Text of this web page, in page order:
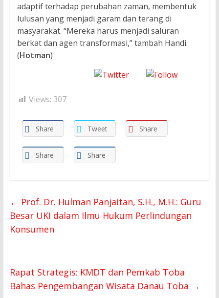
adaptif terhadap perubahan zaman, membentuk
lulusan yang menjadi garam dan terang di
masyarakat. “Mereka harus menjadi saluran
berkat dan agen transformasi,” tambah Handi.
(Hotman)
Views: 307
Share Tweet Share
Share Share
← Prof. Dr. Hulman Panjaitan, S.H., M.H.: Guru
Besar UKI dalam Ilmu Hukum Perlindungan
Konsumen
Rapat Strategis: KMDT dan Pemkab Toba
Bahas Pengembangan Wisata Danau Toba →